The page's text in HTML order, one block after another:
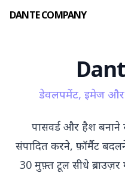
DANTE COMPANY
डेवलपमेंट, इमेज
पासवर्ड और हैश
संपादित करने, फ़ॉर्मैट
30 मुफ़्त टूल सीधे